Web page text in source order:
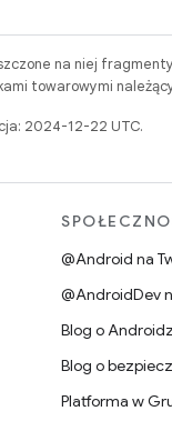
na niej
towarowymi
2024-12-22 UTC.
@Android na
@AndroidDev
Blog o
Blog o
Platforma w